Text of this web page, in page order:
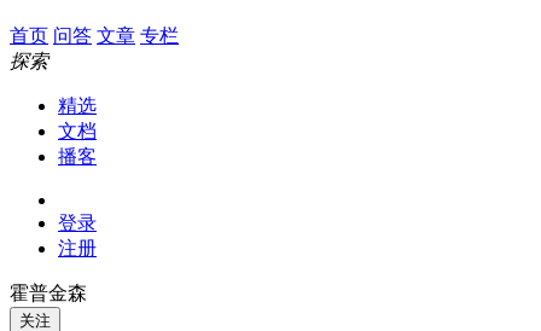
首页 问答 文章 专栏
探索
精选
文档
播客
登录
注册
霍普金森
关注